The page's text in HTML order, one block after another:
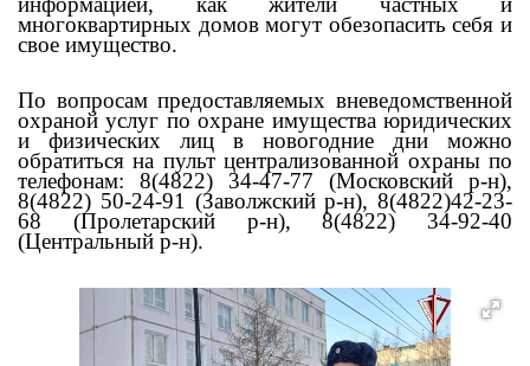
многоквартирных домов могут обезопасить себя и
свое имущество.
По вопросам предоставляемых вневедомственной
охраной услуг по охране имущества юридических
и физических лиц в новогодние дни можно
обратиться на пульт централизованной охраны по
телефонам: 8(4822) 34-47-77 (Московский р-н),
8(4822) 50-24-91 (Заволжский р-н), 8(4822)42-23-
68 (Пролетарский р-н), 8(4822) 34-92-40
(Центральный р-н).